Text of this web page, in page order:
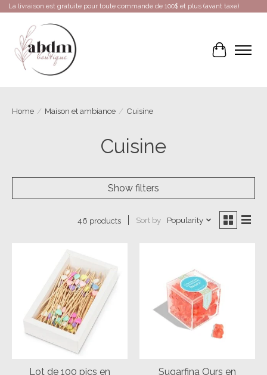
La livraison est gratuite pour toute commande de 100$ et plus (avant taxe)
Cart
Home / Maison et ambiance / Cuisine
Cuisine
Show filters
46 products Sort by Popularity
Lot de 100 pics en
Sugarfina Ours en